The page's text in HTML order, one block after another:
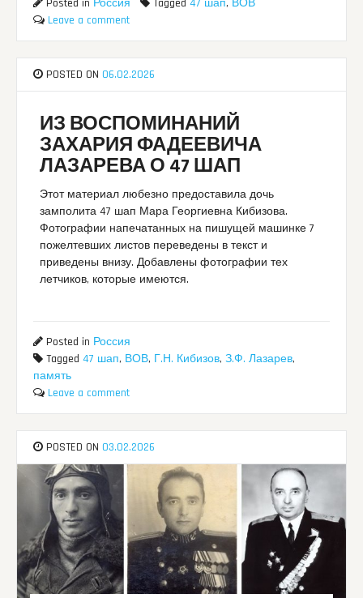
Posted in Россия Tagged47 шап, ВОВ
Leave a comment
POSTED ON 06.02.2026
ИЗ ВОСПОМИНАНИЙ
ЗАХАРИЯ ФАДЕЕВИЧА
ЛАЗАРЕВА О 47 ШАП
Этот материал любезно предоставила дочь
замполита 47 шап Мара Георгиевна Кибизова.
Фотографии напечатанных на пишущей машинке 7
пожелтевших листов переведены в текст и
приведены внизу. Добавлены фотографии тех
летчиков, которые имеются.
Posted in Россия
Tagged47 шап, ВОВ, Г.Н. Кибизов,З.Ф. Лазарев,
память
Leave a comment
POSTED ON 03.02.2026